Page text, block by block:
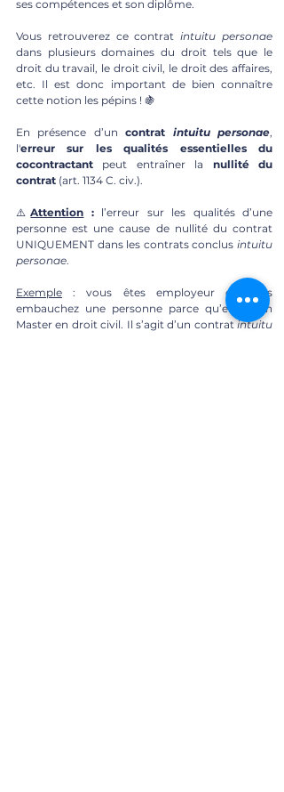
ses compétences et son diplôme.
Vous retrouverez ce contrat intuitu personae
dans plusieurs domaines du droit tels que le
droit du travail, le droit civil, le droit des affaires,
etc. Il est donc important de bien connaître
cette notion les pépins ! 🍇
En présence d’un contrat intuitu personae,
l'erreur sur les qualités essentielles du
cocontractant peut entraîner la nullité du
contrat (art. 1134 C. civ.).
⚠️Attention : l’erreur sur les qualités d’une
personne est une cause de nullité du contrat
UNIQUEMENT dans les contrats conclus intuitu
personae.
Exemple : vous êtes employeur et vous
embauchez une personne parce qu’elle a un
Master en droit civil. Il s’agit d’un contrat intuitu